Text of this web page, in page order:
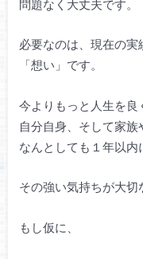
問題なく大丈夫です。
必要なのは、現在の実
「想い」です。
今よりもっと人生を良
自分自身、そして家族
なんとしても１年以内
その強い気持ちが大切
もし仮に、